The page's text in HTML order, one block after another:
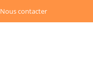
Nous contacter